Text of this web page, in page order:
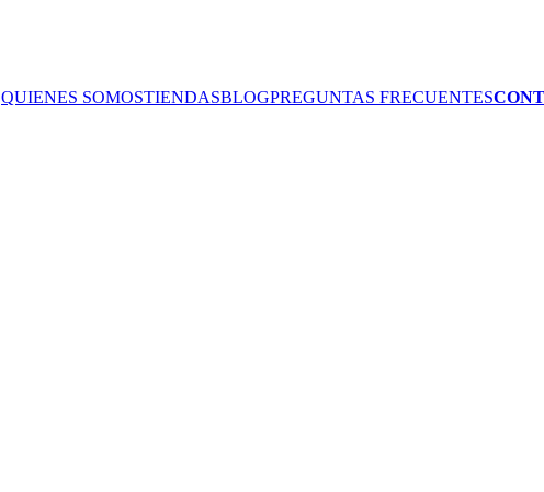
QUIENES SOMOSTIENDASBLOGPREGUNTAS FRECUENTES